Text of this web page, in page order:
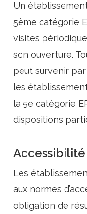
Un
5ème catégorie
visites
son ouverture.
peut survenir par
les
la 5e catégorie
dispositions
Accessibilité
Les
aux normes
obligation de